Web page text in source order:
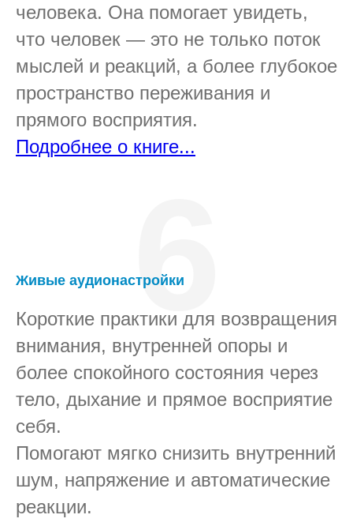
человека. Она помогает увидеть,
что человек — это не только поток
мыслей и реакций, а более глубокое
пространство переживания и
прямого восприятия.
Подробнее о книге...
Живые аудионастройки
Короткие практики для возвращения
внимания, внутренней опоры и
более спокойного состояния через
тело, дыхание и прямое восприятие
себя.
Помогают мягко снизить внутренний
шум, напряжение и автоматические
реакции.
6